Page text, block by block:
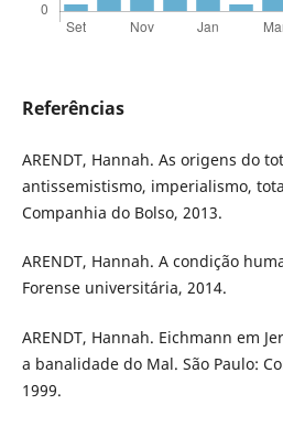
Referências
ARENDT, Hannah. As origens do
antissemistismo, imperialismo,
Companhia do Bolso, 2013.
ARENDT, Hannah. A condição
Forense universitária, 2014.
ARENDT, Hannah. Eichmann em
a banalidade do Mal. São Paulo:
1999.